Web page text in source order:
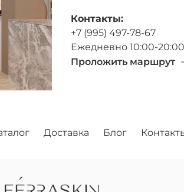
Контакты:
+7 (995) 497-78-67
Ежедневно 10:00-20:00
Проложить маршрут
Доставка Блог